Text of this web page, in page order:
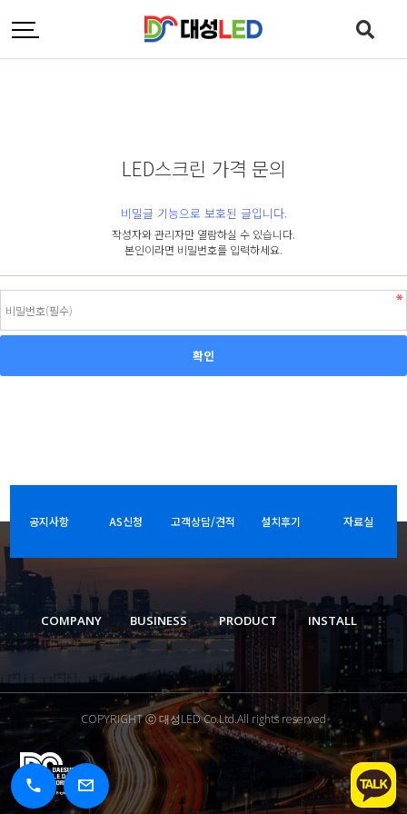
LED스크린 가격 문의
비밀글 기능으로 보호된 글입니다.
작성자와 관리자만 열람하실 수 있습니다.
본인이라면 비밀번호를 입력하세요.
공지사항 AS신청 고객상담/견적 설치후기 자료실
COMPANY BUSINESS PRODUCT INSTALL
COPYRIGHT ⓒ 대성LED Co.Ltd.All rights reserved